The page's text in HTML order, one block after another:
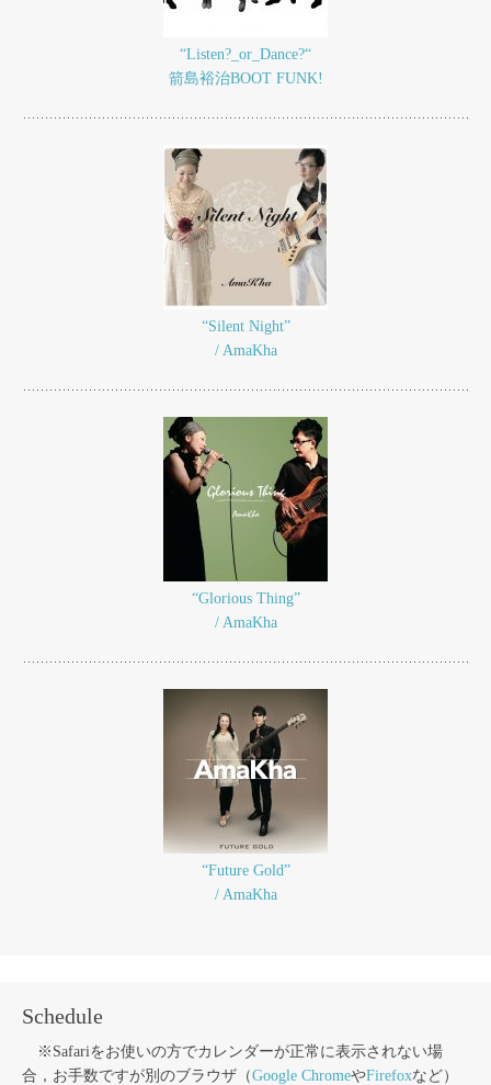
“Listen?_or_Dance?“
箭島裕治BOOT FUNK!
“Silent Night”
/ AmaKha
“Glorious Thing”
/ AmaKha
“Future Gold”
/ AmaKha
Schedule
※Safariをお使いの方でカレンダーが正常に表示されない場
合，お手数ですが別のブラウザ（Google ChromeやFirefoxなど）